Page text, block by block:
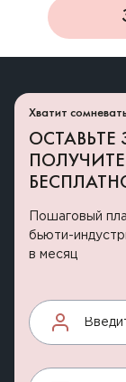
Хватит
ОСТАВЬТЕ
Пошаговый
бьюти-
в месяц